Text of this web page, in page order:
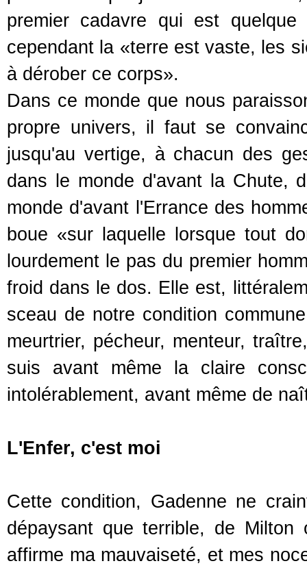
premier cadavre qui est
cependant la «terre est vaste, les
à dérober ce corps».
Dans ce monde que nous
propre univers, il faut se
jusqu'au vertige, à chacun des
dans le monde d'avant la Chute,
monde d'avant l'Errance des
boue «sur laquelle lorsque tout
lourdement le pas du premier
froid dans le dos. Elle est,
sceau de notre condition
meurtrier, pécheur, menteur,
suis avant même la claire
intolérablement, avant même de
L'Enfer, c'est moi
Cette condition, Gadenne ne
dépaysant que terrible, de
affirme ma mauvaiseté, et mes